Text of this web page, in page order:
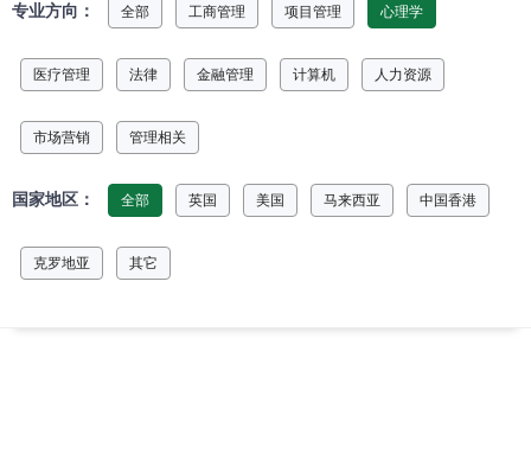
专业方向： 全部 工商管理 项目管理 心理学
医疗管理 法律 金融管理 计算机 人力资源
市场营销 管理相关
国家地区： 全部 英国 美国 马来西亚 中国香港
克罗地亚 其它